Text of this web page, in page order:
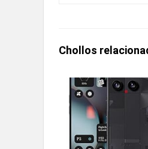
Chollos